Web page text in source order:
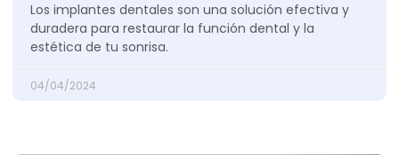
Los implantes dentales son una solución efectiva y
duradera para restaurar la función dental y la
estética de tu sonrisa.
04/04/2024